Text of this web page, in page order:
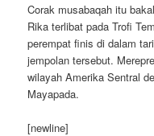
Corak musabaqah itu
Rika terlibat pada Trofi
perempat finis di dalam
jempolan tersebut.
wilayah Amerika Sentral
Mayapada.
[newline]